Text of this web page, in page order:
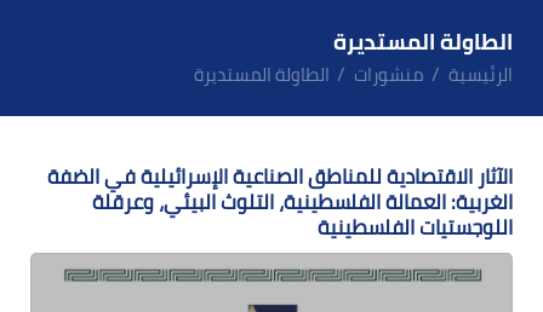
الطاولة المستديرة
الرئيسية منشورات الطاولة المستديرة
الآثار الاقتصادية للمناطق الصناعية الإسرائيلية في الضفة
الغربية: العمالة الفلسطينية، التلوث البيئي، وعرقلة
اللوجستيات الفلسطينية